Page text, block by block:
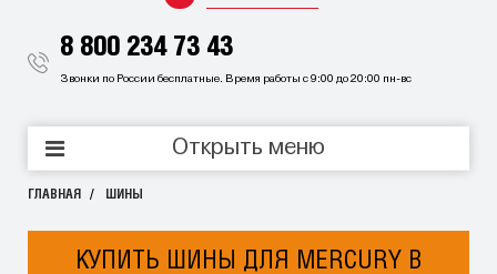
8 800 234 73 43
Звонки по России бесплатные. Время работы с 9:00 до 20:00 пн-вс
Открыть меню
ГЛАВНАЯ ШИНЫ
КУПИТЬ ШИНЫ ДЛЯ MERCURY В